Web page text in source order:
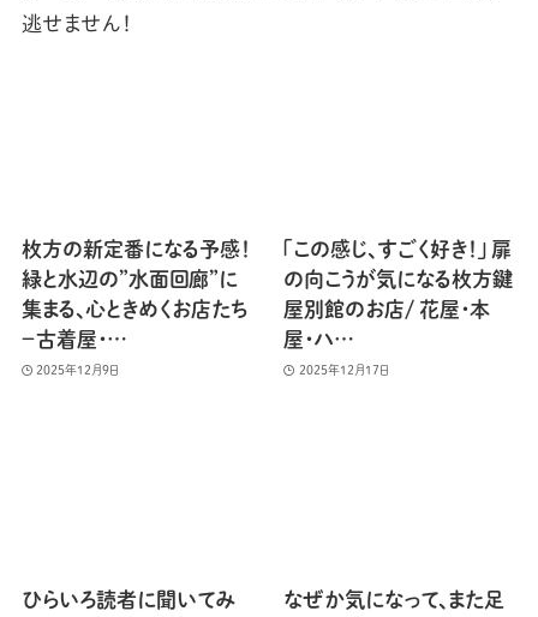
逃せません！
枚方の新定番になる予感！
緑と水辺の”水面回廊”に
集まる、心ときめくお店たち
−古着屋・…
2025年12月9日
「この感じ、すごく好き！」 扉
の向こうが気になる枚方鍵
屋別館のお店/ 花屋・本
屋・ハ…
2025年12月17日
ひらいろ読者に聞いてみ
なぜか気になって、また足